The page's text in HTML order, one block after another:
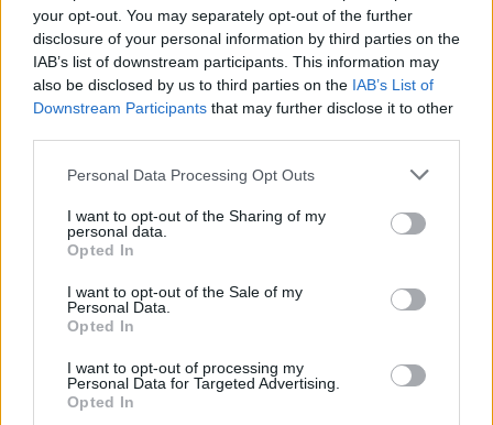
your opt-out. You may separately opt-out of the further
disclosure of your personal information by third parties on the
IAB’s list of downstream participants. This information may
also be disclosed by us to third parties on the IAB’s List of
Downstream Participants that may further disclose it to other
Personal Data Processing Opt Outs
I want to opt-out of the Sharing of my
personal data.
Opted In
I want to opt-out of the Sale of my
Personal Data.
Opted In
I want to opt-out of processing my
Personal Data for Targeted Advertising.
Opted In
Νέα στρατηγική συνεργασία της ΓΓ Επικοινωνίας
και Ενημέρωσης με το ΕΙΕ
07/08/2026 - 09:22 ΠΟΛΙΤΙΚΗ
Ταϊλάνδη: Επτά νεκροί, 15 τραυματίες από
του Αυγούστου
07/08/2026 - 08:54
Υψηλός κίνδυνος πυρκαγιάς σήμερα σε Αττική,
Κρήτη, Πελοπόννησο, Εύβοια και νησιά του Αιγαίου
Άνοδος του πετρελαίου μετά τις απειλές του Ιράν
για τα Στενά του Ορμούζ